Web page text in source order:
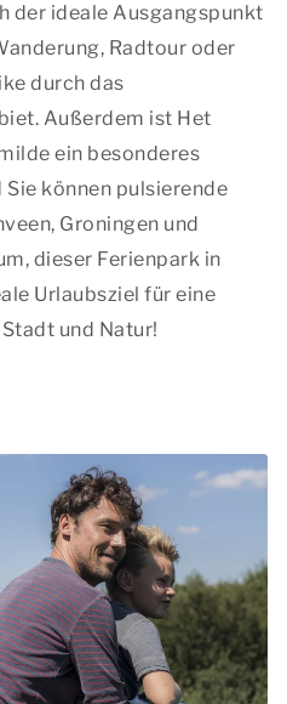
der ideale Ausgangspunkt
Radtour oder
durch das
Außerdem ist Het
ein besonderes
können pulsierende
Groningen und
dieser Ferienpark in
Urlaubsziel für eine
und Natur!